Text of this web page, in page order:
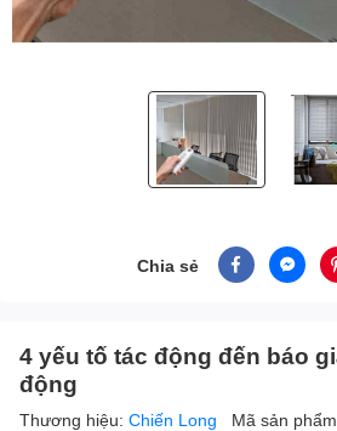
Chia sẻ
4 yếu tố tác động đến báo
động
Thương hiệu: Chiến Long Mã sản